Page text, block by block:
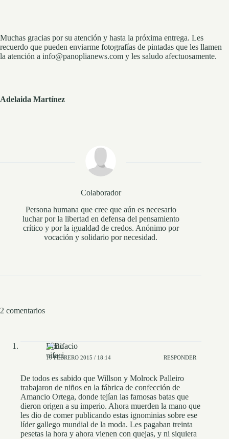
Muchas gracias por su atención y hasta la próxima entrega. Les
recuerdo que pueden enviarme fotografías de pintadas que les llamen
la atención a info@panoplianews.com y les saludo afectuosamente.
Adelaida Martínez
Colaborador
Persona humana que cree que aún es necesario
luchar por la libertad en defensa del pensamiento
crítico y por la igualdad de credos. Anónimo por
vocación y solidario por necesidad.
2 comentarios
Bonifacio
10 FEBRERO 2015 / 18:14 RESPONDER
De todos es sabido que Willson y Molrock Palleiro
trabajaron de niños en la fábrica de confección de
Amancio Ortega, donde tejían las famosas batas que
dieron origen a su imperio. Ahora muerden la mano que
les dio de comer publicando estas ignominias sobre ese
líder gallego mundial de la moda. Les pagaban treinta
pesetas la hora y ahora vienen con quejas, y ni siquiera